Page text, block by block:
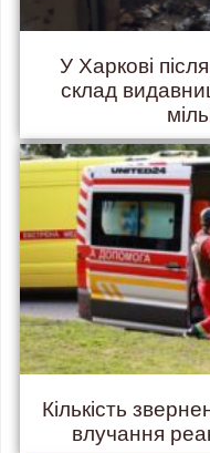
У Харкові
склад
Кількість
влучання